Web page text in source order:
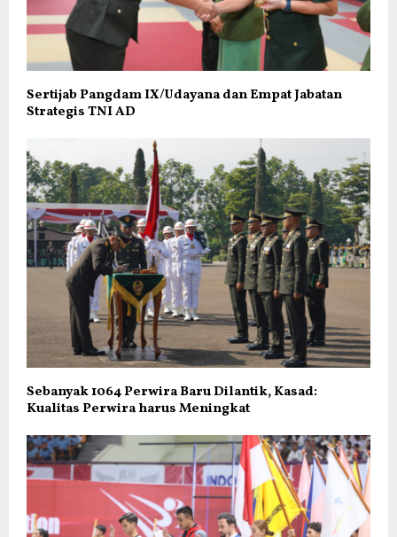
Sertijab Pangdam IX/Udayana dan Empat Jabatan
Strategis TNI AD
Sebanyak 1064 Perwira Baru Dilantik, Kasad:
Kualitas Perwira harus Meningkat